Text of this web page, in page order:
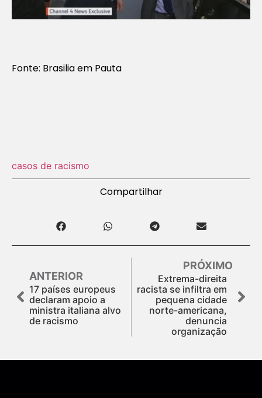
Fonte: Brasilia em Pauta
casos de racismo
Compartilhar
ANTERIOR
17 países europeus
declaram apoio a
ministra italiana alvo
de racismo
PRÓXIMO
Extrema-direita
racista se infiltra em
pequena cidade
norte-americana,
denuncia
organização